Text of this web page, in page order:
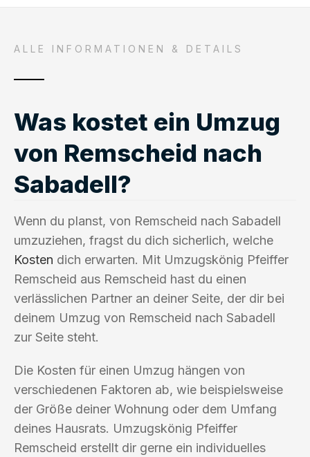
ALLE INFORMATIONEN & DETAILS
Was kostet ein Umzug
von Remscheid nach
Sabadell?
Wenn du planst, von Remscheid nach Sabadell
umzuziehen, fragst du dich sicherlich, welche
Kosten dich erwarten. Mit Umzugskönig Pfeiffer
Remscheid aus Remscheid hast du einen
verlässlichen Partner an deiner Seite, der dir bei
deinem Umzug von Remscheid nach Sabadell
zur Seite steht.
Die Kosten für einen Umzug hängen von
verschiedenen Faktoren ab, wie beispielsweise
der Größe deiner Wohnung oder dem Umfang
deines Hausrats. Umzugskönig Pfeiffer
Remscheid erstellt dir gerne ein individuelles